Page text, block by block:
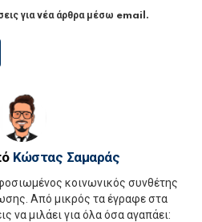
για νέα άρθρα μέσω email.
Κώστας Σαμαράς
κοινωνικός συνθέτης
Από μικρός τα έγραφε στα
να μιλάει για όλα όσα αγαπάει: